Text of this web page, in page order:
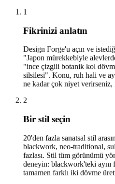
1
Fikrinizi anlatın
Design Forge'u açın ve
"Japon mürekkebiyle
"ince çizgili botanik kol
silsilesi". Konu, ruh hali ve
ne kadar çok niyet
2
Bir stil seçin
20'den fazla sanatsal stil
blackwork, neo-traditional,
fazlası. Stil tüm görünümü
deneyin: blackwork'teki aynı
tamamen farklı iki dövme